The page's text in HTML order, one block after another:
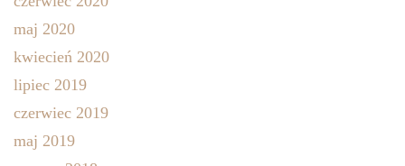
maj 2020
kwiecień 2020
lipiec 2019
czerwiec 2019
maj 2019